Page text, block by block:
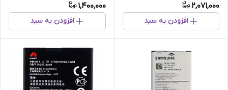
2,071,000
افزودن به سبد
1,400,000
افزودن به سبد